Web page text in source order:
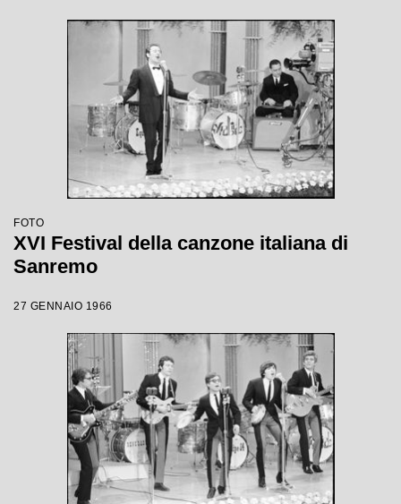
FOTO
XVI Festival della canzone italiana di
Sanremo
27 GENNAIO 1966